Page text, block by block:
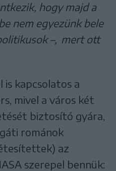
hogy majd a
nem egyezünk bele
–, mert ott
is kapcsolatos a
mivel a város két
biztosító gyára,
románok
az
szerepel bennük: